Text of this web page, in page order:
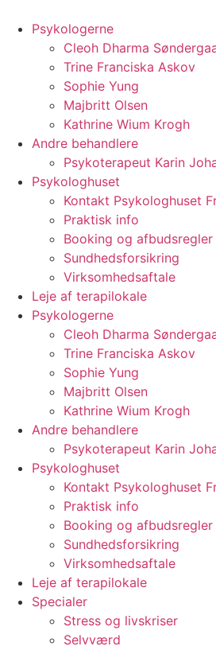
Psykologerne
Cleoh Dharma
Trine Franciska Askov
Sophie Yung
Majbritt Olsen
Kathrine Wium Krogh
Andre behandlere
Psykoterapeut Karin
Psykologhuset
Kontakt Psykologhuset
Praktisk info
Booking og afbudsregler
Sundhedsforsikring
Virksomhedsaftale
Leje af terapilokale
Psykologerne
Cleoh Dharma
Trine Franciska Askov
Sophie Yung
Majbritt Olsen
Kathrine Wium Krogh
Andre behandlere
Psykoterapeut Karin
Psykologhuset
Kontakt Psykologhuset
Praktisk info
Booking og afbudsregler
Sundhedsforsikring
Virksomhedsaftale
Leje af terapilokale
Specialer
Stress og livskriser
Selvværd